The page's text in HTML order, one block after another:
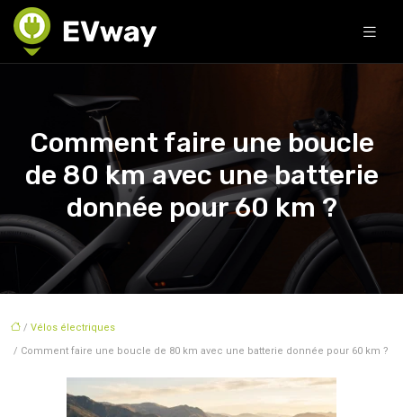
Comment faire une boucle
de 80 km avec une batterie
donnée pour 60 km ?
/ Vélos électriques
/ Comment faire une boucle de 80 km avec une batterie donnée pour 60 km ?